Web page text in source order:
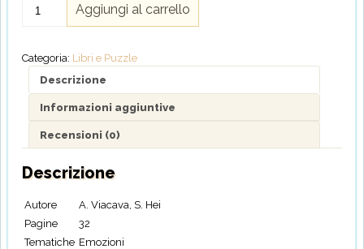
Aggiungi al carrello
Categoria: Libri e Puzzle
Descrizione
Informazioni aggiuntive
Recensioni (0)
Descrizione
Autore
A. Viacava, S. Hei
Pagine
32
Tematiche Emozioni